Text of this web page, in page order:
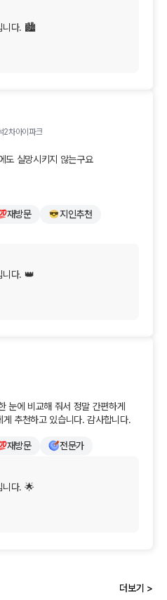
는 시점까지 궁금하거나 도움이
편하게 뱅크몰을 찾아주세요.
어드리겠습니다.
일들만 가득하시길 진심으로
니다. 🏙️
진심으로 감사드립니다!
을 치르실 수 있게 되어
니다. 고객님의 간절했던
되어 드릴 수 있어 큰 보람을
세요. 늘 고객님의 든든한
시고, 새로 맞이할 공간에서 늘
심으로 응원합니다.
2차아이파크
도 실망시키지 않는구요
아야 되는데
되어 큰 도움이 되어
재방문
지인추천
니다. 👑
훈해지는 소중한 후기를
문적인 안내로 모든 과정을 쉽고
저희로서도 큰 보람과 기쁨을
키지 않는다"라는 말씀은
이 됩니다. 🕊️
간마다 가장 쉽고 든든한
지키고 있겠습니다. 다음에
만족을 전해드리겠습니다.
행복한 일들만 가득하시길
다!
눈에 비교해 줘서 정말 간편하게
추천하고 있습니다. 감사합니다.
재방문 전문가
니다. 🌟
담긴 후기를 남겨주셔서
기쁨이 없습니다. 고객님이
이 감동을 느낍니다. 🤝
더보기 >